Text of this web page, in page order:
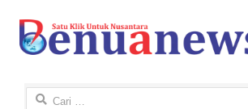
Cari